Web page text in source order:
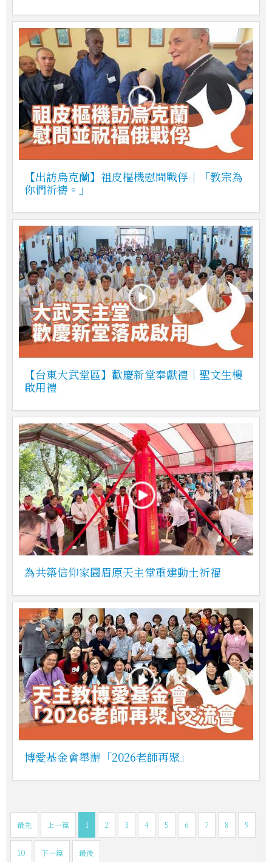
【出訪烏克蘭】祖皮樞機慰問戰俘｜「教宗為
你們祈禱。」
【台東大武堂區】歡慶新堂奉獻禮｜聖文生樓
啟用禮
為共築信仰家園眉原天主堂重建動土祈福
博愛基金會舉辦「2026老師再聚」
最先 上一篇 1 2 3 4 5 6 7 8 9
10 下一篇 最後